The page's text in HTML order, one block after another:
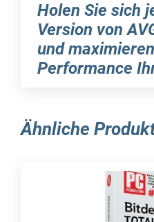
Holen Sie sich
Version von
und
Performance
die Leistung Ihres
ratsam, schnell nach
beheben. Eine
renommierte Hersteller
TuneUp 2023. Durch
an die entsprechenden
Ähnliche